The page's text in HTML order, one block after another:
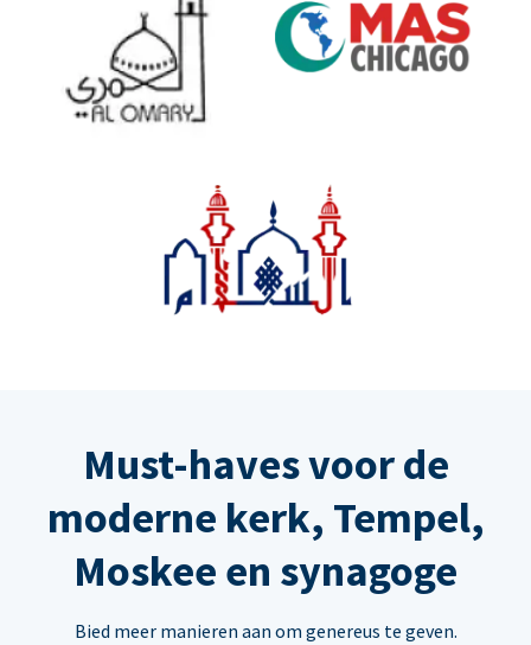
Must-haves voor de
moderne kerk, Tempel,
Moskee en synagoge
Bied meer manieren aan om genereus te geven.